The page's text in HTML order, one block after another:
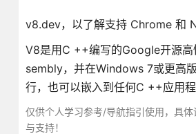
v8.dev，以了解支持 Chrome 和
V8是用C ++编写的Google开源
sembly，并在Windows 7或更高
行，也可以嵌入到任何C ++应用程
仅供个人学习参考/导航指引使用，具
与支持！